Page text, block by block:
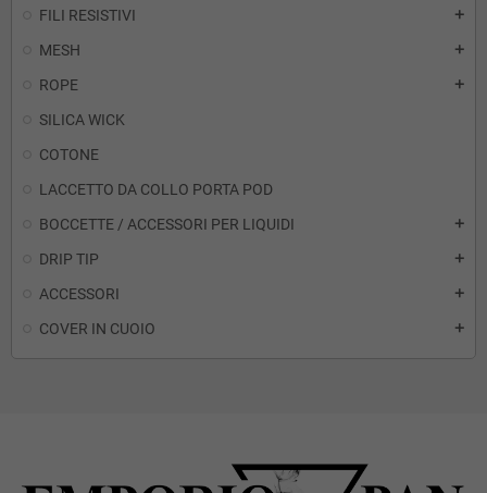
FILI RESISTIVI
add
MESH add
ROPE add
SILICA WICK
COTONE
LACCETTO DA COLLO PORTA POD
BOCCETTE / ACCESSORI PER LIQUIDI
add
DRIP TIP add
ACCESSORI add
COVER IN CUOIO add